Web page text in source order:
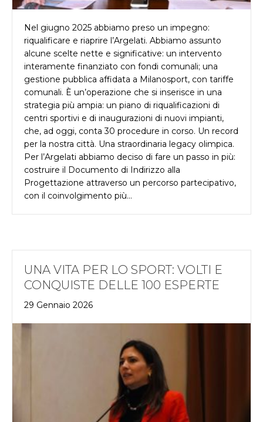
Nel giugno 2025 abbiamo preso un impegno:
riqualificare e riaprire l’Argelati. Abbiamo assunto
alcune scelte nette e significative: un intervento
interamente finanziato con fondi comunali; una
gestione pubblica affidata a Milanosport, con tariffe
comunali. È un’operazione che si inserisce in una
strategia più ampia: un piano di riqualificazioni di
centri sportivi e di inaugurazioni di nuovi impianti,
che, ad oggi, conta 30 procedure in corso. Un record
per la nostra città. Una straordinaria legacy olimpica.
Per l’Argelati abbiamo deciso di fare un passo in più:
costruire il Documento di Indirizzo alla
Progettazione attraverso un percorso partecipativo,
con il coinvolgimento più…
UNA VITA PER LO SPORT: VOLTI E
CONQUISTE DELLE 100 ESPERTE
29 Gennaio 2026